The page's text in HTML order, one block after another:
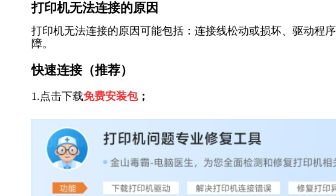
打印机无法连接的原因
打印机无法连接的原因可能包括：连接线松动或损坏、驱动程
障。
快速连接（推荐）
1.点击下载免费安装包；